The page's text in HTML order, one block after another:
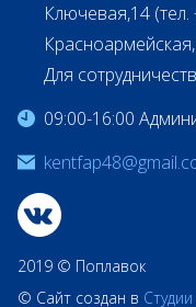
Ключевая,14
Для
09:00-16:00
2019 © Поплавок
© Сайт создан в